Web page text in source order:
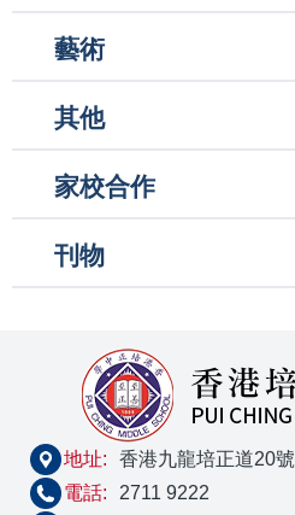
藝術
其他
家校合作
刊物
地址:
香港九龍培正道20號
電話:
2711 9222